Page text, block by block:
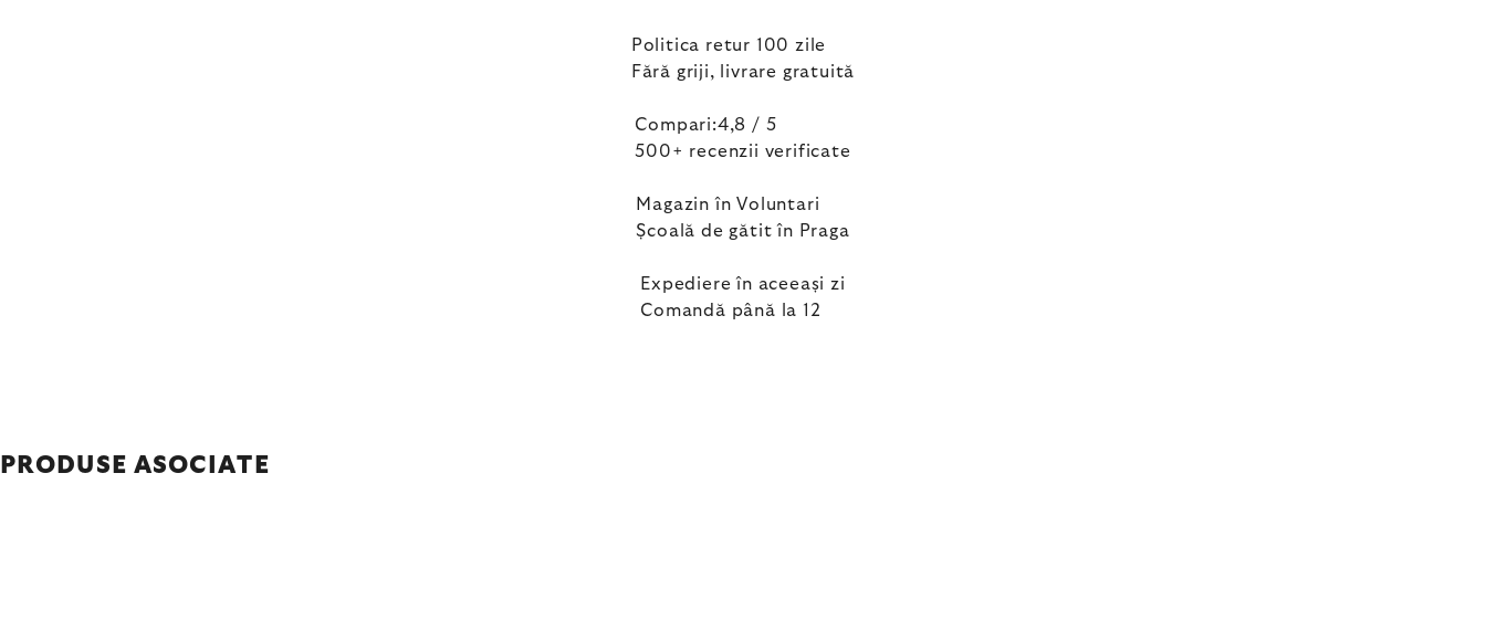
Politica retur 100 zile
Fără griji, livrare gratuită
Compari:4,8 / 5
500+ recenzii verificate
Magazin în Voluntari
Școală de gătit în Praga
Expediere în aceeași zi
Comandă până la 12
PRODUSE ASOCIATE